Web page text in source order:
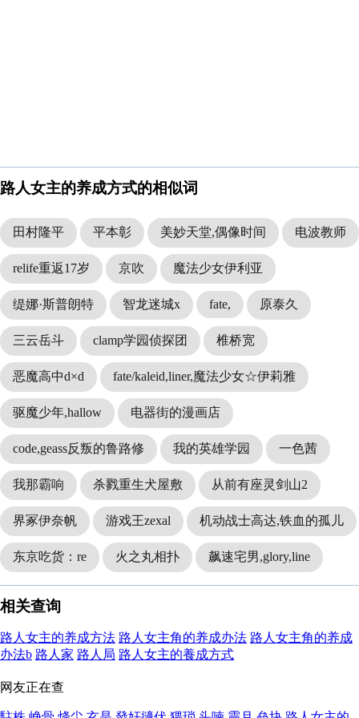
路人女主的养成方式的相似词
田村隆平 平本彰 美妙天堂,偶像时间 电波教师
relife重返17岁 京吹 魔法少女伊利亚
缇娜·斯普朗特 智龙迷城x fate, 原泰久
三云岳斗 clamp学园侦探团 椎桥宽
恶魔高中d×d fate/kaleid,liner,魔法少女☆伊莉雅
驱魔少年,hallow 电器街的漫画店
code,geass反叛的鲁路修 我的英雄学园 一色茜
我那霸响 杀戮重生犬屋敷 从前有座灵剑山2
界冢伊奈帆 游戏王zexal 机动战士高达,铁血的孤儿
东京吃货：re 火之丸相扑 飙速宅男,glory,line
相关查询
路人女主的养成方法 路人女主角的养成办法 路人女主角的养成
办法b 路人家 路人局 路人女主的養成方式
网友正在查